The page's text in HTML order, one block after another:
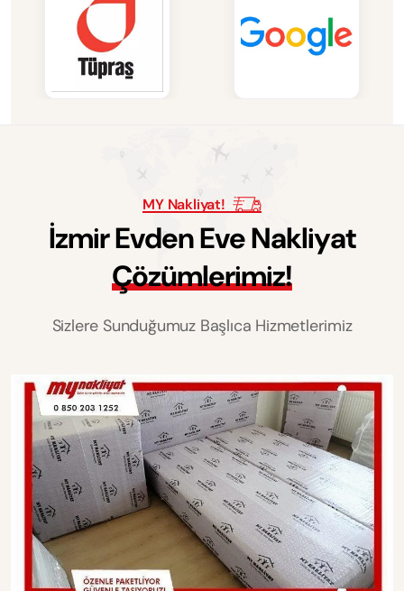
MY Nakliyat!
İzmirEvdenEveNakliyat
Çözümlerimiz!
Sizlere Sunduğumuz Başlıca Hizmetlerimiz